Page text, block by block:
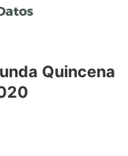
Quincena